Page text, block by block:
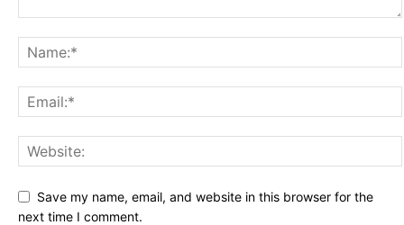
Save my name, email, and website in this browser for the
next time I comment.